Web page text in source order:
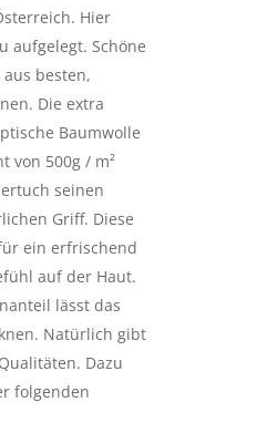
Hier
aufgelegt. Schöne
besten,
Die extra
Baumwolle
von 500g / m²
seinen
Griff. Diese
ein erfrischend
auf der Haut.
lässt das
Natürlich gibt
Dazu
folgenden